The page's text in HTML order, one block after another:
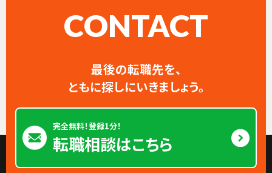
CONTACT
最後の転職先を、
ともに探しにいきましょう。
完全無料！登録1分！
転職相談はこちら